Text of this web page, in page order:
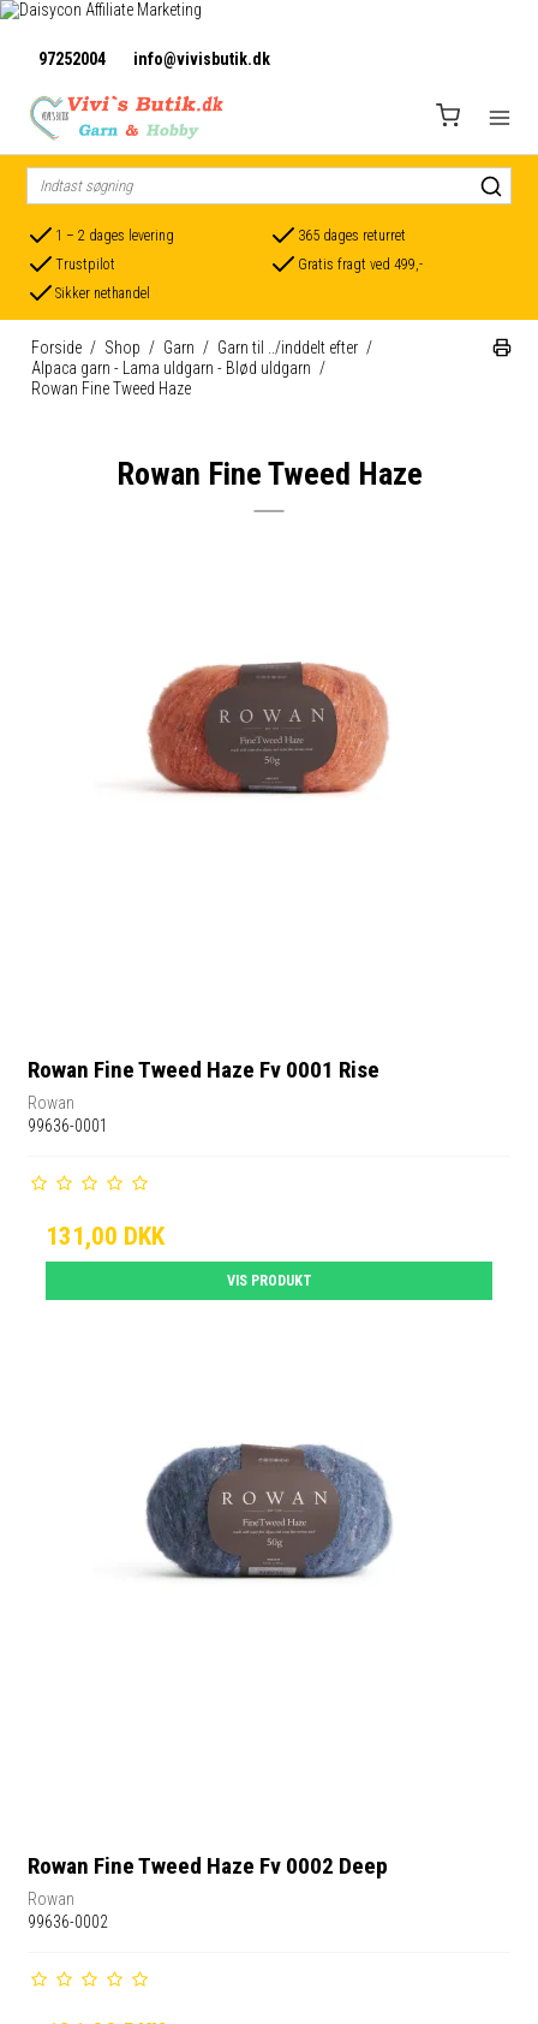
97252004 info@vivisbutik.dk
1 – 2 dages levering
365 dages returret
Trustpilot
Gratis fragt ved 499,-
Sikker nethandel
Forside / Shop / Garn / Garn til ../inddelt efter /
Alpaca garn - Lama uldgarn - Blød uldgarn /
Rowan Fine Tweed Haze
Rowan Fine Tweed Haze
Rowan Fine Tweed Haze Fv 0001 Rise
Rowan
99636-0001
131,00 DKK
VIS PRODUKT
Rowan Fine Tweed Haze Fv 0002 Deep
Rowan
99636-0002